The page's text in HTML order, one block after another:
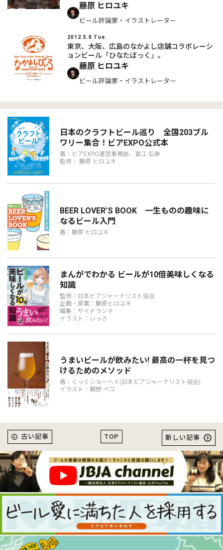
藤原 ヒロユキ
ビール評論家・イラストレーター
2012.5.8 Tue.
東京、大阪、広島のなかよし店舗コラボレーシ
ョンビール「ひなたぼっく」。
藤原 ヒロユキ
ビール評論家・イラストレーター
日本のクラフトビール巡り 全国203ブル
ワリー集合！ビアEXPO公式本
著：ビアEXPO運営事務局、富江 弘幸
監修： 藤原 ヒロユキ
BEER LOVER’S BOOK 一生ものの趣味に
なるビール入門
著：藤原 ヒロユキ
まんがでわかる ビールが10倍美味しくなる
知識
監修：日本ビアジャーナリスト協会
企画・原案：藤原ヒロユキ
編集：サイドランチ
イラスト：いっさ
うまいビールが飲みたい! 最高の一杯を見つ
けるためのメソッド
著：くっくショーヘイ(日本ビアジャーナリスト協会)
イラスト：朝野 ペコ
TOP
古い記事 新しい記事